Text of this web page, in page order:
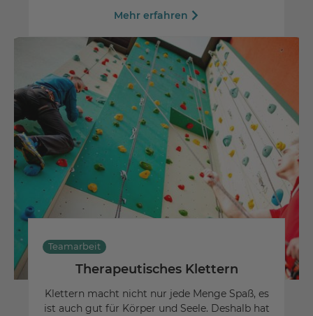
Mehr erfahren
Teamarbeit
Therapeutisches Klettern
Klettern macht nicht nur jede Menge Spaß, es
ist auch gut für Körper und Seele. Deshalb hat